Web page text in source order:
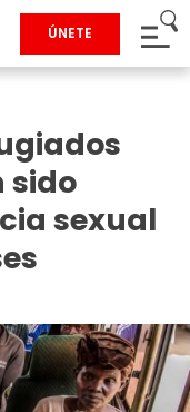
ÚNETE
sido
sexual